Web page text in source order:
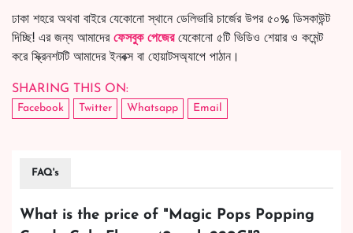
ঢাকা শহরে অথবা বাইরে যেকোনো স্থানে ডেলিভারি চার্জের উপর ৫০% ডিসকাউন্ট
দিচ্ছি! এর জন্য আমাদের ফেসবুক পেজেরযেকোনো ৫টি ভিডিও শেয়ার ও কমেন্ট
করে স্ক্রিনশটটি আমাদের ইনবক্স বা হোয়াটসঅ্যাপে পাঠান।
SHARING THIS ON:
Facebook Twitter Whatsapp Email
FAQ's
What is the price of " Magic Pops Popping